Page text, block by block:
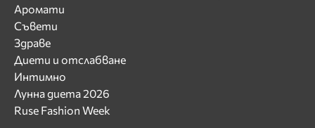
Аромати
Съвети
Здраве
Диети и отслабване
Интимно
Лунна диета 2026
Ruse Fashion Week